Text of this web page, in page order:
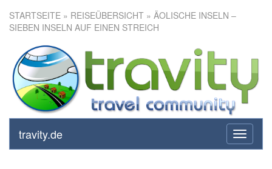
STARTSEITE » REISEÜBERSICHT » ÄOLISCHE INSELN –
SIEBEN INSELN AUF EINEN STREICH
toggle
travity.de
Äolische Inseln – Sieben Inseln
auf einen Streich